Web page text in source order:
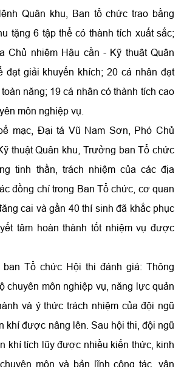
Quân khu, Ban tổ chức trao bằng
tặng 6 tập thể có thành tích xuất sắc;
Chủ nhiệm Hậu cần - Kỹ thuật Quân
đạt giải khuyến khích; 20 cá nhân đạt
năng; 19 cá nhân có thành tích cao
môn nghiệp vụ.
mạc, Đại tá Vũ Nam Sơn, Phó Chủ
thuật Quân khu, Trưởng ban Tổ chức
tinh thần, trách nhiệm của các địa
đồng chí trong Ban Tổ chức, cơ quan
cai và gần 40 thí sinh đã khắc phục
tâm hoàn thành tốt nhiệm vụ được
Tổ chức Hội thi đánh giá: Thông
chuyên môn nghiệp vụ, năng lực quản
và ý thức trách nhiệm của đội ngũ
khí được nâng lên. Sau hội thi, đội ngũ
khí tích lũy được nhiều kiến thức, kinh
môn và bản lĩnh công tác, vận